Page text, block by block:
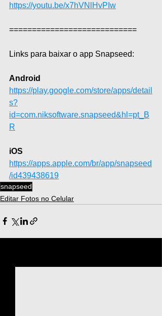
https://youtu.be/x7hVNlHvPIw
============================
Links para baixar o app Snapseed:
Android
https://play.google.com/store/apps/detail
s?
id=com.niksoftware.snapseed&hl=pt_B
R
iOS
https://apps.apple.com/br/app/snapseed
/id439438619
snapseed
Editar Fotos no Celular